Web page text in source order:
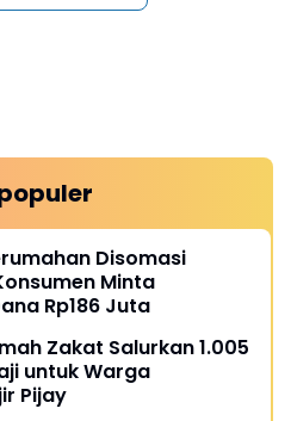
Disomasi
Minta
Rp186 Juta
Zakat Salurkan 1.005
untuk Warga
Pijay